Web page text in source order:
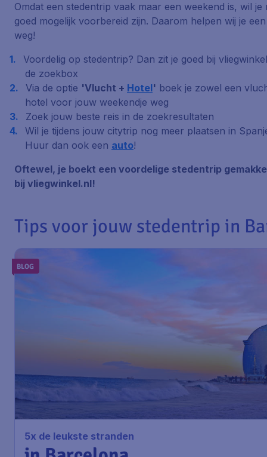
Omdat een stedentrip vaak maar een weekend is, wil
goed mogelijk voorbereid zijn. Daarom helpen wij je
weg!
Voordelig op stedentrip? Dan zit je goed bij
de zoekbox
Via de optie 'Vlucht + Hotel' boek je zowel een
hotel voor jouw weekendje weg
Zoek jouw beste reis in de zoekresultaten
Wil je tijdens jouw citytrip nog meer plaatsen in
Huur dan ook een auto!
Oftewel, je boekt een voordelige stedentrip
bij vliegwinkel.nl!
Tips voor jouw stedentrip in
BLOG
5x de leukste stranden